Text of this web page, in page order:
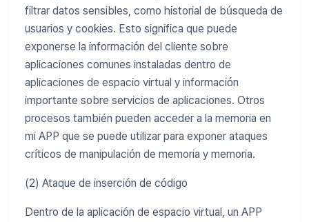
filtrar datos sensibles, como historial de búsqueda de
usuarios y cookies. Esto significa que puede
exponerse la información del cliente sobre
aplicaciones comunes instaladas dentro de
aplicaciones de espacio virtual y información
importante sobre servicios de aplicaciones. Otros
procesos también pueden acceder a la memoria en
mi APP que se puede utilizar para exponer ataques
críticos de manipulación de memoria y memoria.
(2) Ataque de inserción de código
Dentro de la aplicación de espacio virtual, un APP